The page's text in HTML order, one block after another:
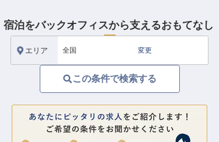
宿泊をバックオフィスから支えるおもてなし
エリア 全国 変更
この条件で検索する